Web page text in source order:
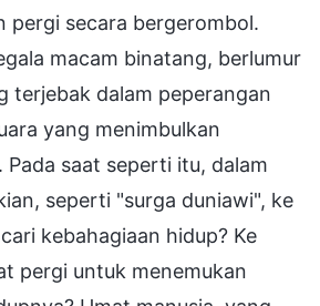
pergi secara bergerombol.
macam binatang, berlumur
terjebak dalam peperangan
yang menimbulkan
Pada saat seperti itu, dalam
seperti "surga duniawi", ke
kebahagiaan hidup? Ke
pergi untuk menemukan